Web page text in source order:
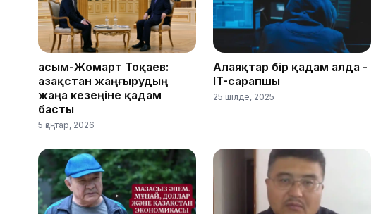
Қасым-Жомарт Тоқаев:
Қазақстан жаңғырудың
жаңа кезеңіне қадам
басты
5 қаңтар, 2026
Алаяқтар бір қадам алда -
IT-сарапшы
25 шілде, 2025